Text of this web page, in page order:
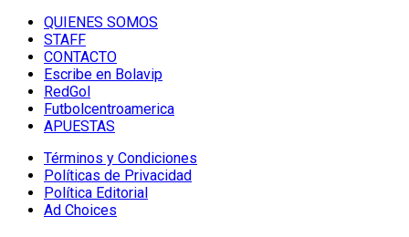
QUIENES SOMOS
STAFF
CONTACTO
Escribe en Bolavip
RedGol
Futbolcentroamerica
APUESTAS
Términos y Condiciones
Políticas de Privacidad
Política Editorial
Ad Choices